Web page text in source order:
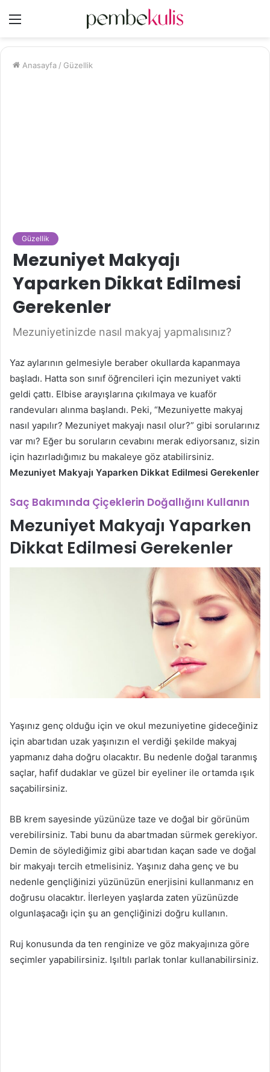
Menü
Anasayfa / Güzellik
Güzellik
Mezuniyet Makyajı
Yaparken Dikkat Edilmesi
Gerekenler
Mezuniyetinizde nasıl makyaj yapmalısınız?
Yaz aylarının gelmesiyle beraber okullarda kapanmaya
başladı. Hatta son sınıf öğrencileri için mezuniyet vakti
geldi çattı. Elbise arayışlarına çıkılmaya ve kuaför
randevuları alınma başlandı. Peki, “Mezuniyette makyaj
nasıl yapılır? Mezuniyet makyajı nasıl olur?” gibi sorularınız
var mı? Eğer bu soruların cevabını merak ediyorsanız, sizin
için hazırladığımız bu makaleye göz atabilirsiniz.
Mezuniyet Makyajı Yaparken Dikkat Edilmesi Gerekenler
Saç Bakımında Çiçeklerin Doğallığını Kullanın
Mezuniyet Makyajı Yaparken
Dikkat Edilmesi Gerekenler
Yaşınız genç olduğu için ve okul mezuniyetine gideceğiniz
için abartıdan uzak yaşınızın el verdiği şekilde makyaj
yapmanız daha doğru olacaktır. Bu nedenle doğal taranmış
saçlar, hafif dudaklar ve güzel bir eyeliner ile ortamda ışık
saçabilirsiniz.
BB krem sayesinde yüzünüze taze ve doğal bir görünüm
verebilirsiniz. Tabi bunu da abartmadan sürmek gerekiyor.
Demin de söylediğimiz gibi abartıdan kaçan sade ve doğal
bir makyajı tercih etmelisiniz. Yaşınız daha genç ve bu
nedenle gençliğinizi yüzünüzün enerjisini kullanmanız en
doğrusu olacaktır. İlerleyen yaşlarda zaten yüzünüzde
olgunlaşacağı için şu an gençliğinizi doğru kullanın.
Ruj konusunda da ten renginize ve göz makyajınıza göre
seçimler yapabilirsiniz. Işıltılı parlak tonlar kullanabilirsiniz.